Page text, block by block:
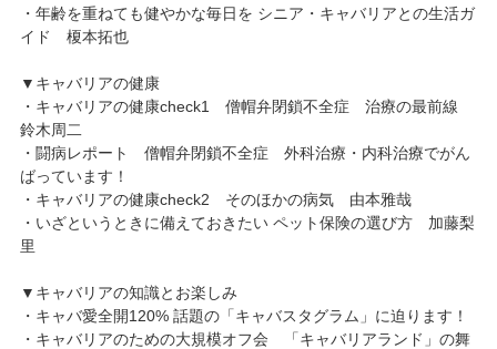
・年齢を重ねても健やかな毎日を シニア・キャバリアとの生活ガ
イド 榎本拓也
▼キャバリアの健康
・キャバリアの健康check1 僧帽弁閉鎖不全症 治療の最前線
鈴木周二
・闘病レポート 僧帽弁閉鎖不全症 外科治療・内科治療でがん
ばっています！
・キャバリアの健康check2 そのほかの病気 由本雅哉
・いざというときに備えておきたい ペット保険の選び方 加藤梨
里
▼キャバリアの知識とお楽しみ
・キャバ愛全開120% 話題の「キャバスタグラム」に迫ります！
・キャバリアのための大規模オフ会 「キャバリアランド」の舞